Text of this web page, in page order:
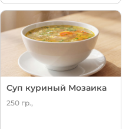
Суп куриный Мозаика
250 гр.,